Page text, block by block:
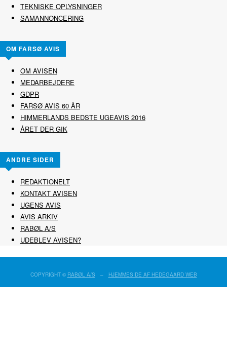
TEKNISKE OPLYSNINGER
SAMANNONCERING
OM FARSØ AVIS
OM AVISEN
MEDARBEJDERE
GDPR
FARSØ AVIS 60 ÅR
HIMMERLANDS BEDSTE UGEAVIS 2016
ÅRET DER GIK
ANDRE SIDER
REDAKTIONELT
KONTAKT AVISEN
UGENS AVIS
AVIS ARKIV
RABØL A/S
UDEBLEV AVISEN?
COPYRIGHT © RABØL A/S – HJEMMESIDE AF HEDEGAARD WEB